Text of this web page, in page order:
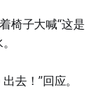
椅子大喊“这是
去！”回应。